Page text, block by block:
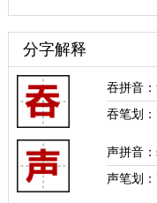
分字解释
吞拼音 ：
吞笔划：
声拼音 ：
声笔划：